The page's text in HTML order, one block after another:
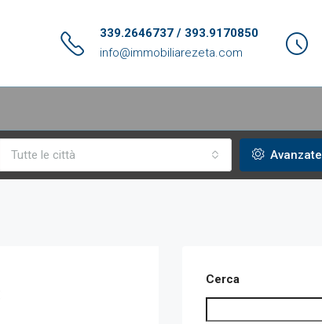
339.2646737 / 393.9170850
info@immobiliarezeta.com
Tutte le città Avanzate
Cerca